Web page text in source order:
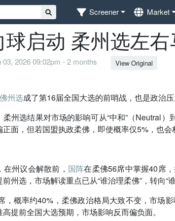
Screener Market
启动 柔州选左
03, 2026 09:02pm - 2 months View Original
州选成了第16届全国大选的前哨战，也是政治压
州选结果对市场的影响可从“中和”（Neutral）
面，但若国盟执政柔佛，即使概率仅5%，也会
州议会解散前， 国阵在柔佛56席中掌握40席
州选，市场解读重点已从“谁治理柔佛”，转向“
，概率约40%，柔佛政治格局大致不变，市场
提前全国大选预期，市场影响反而偏负面。